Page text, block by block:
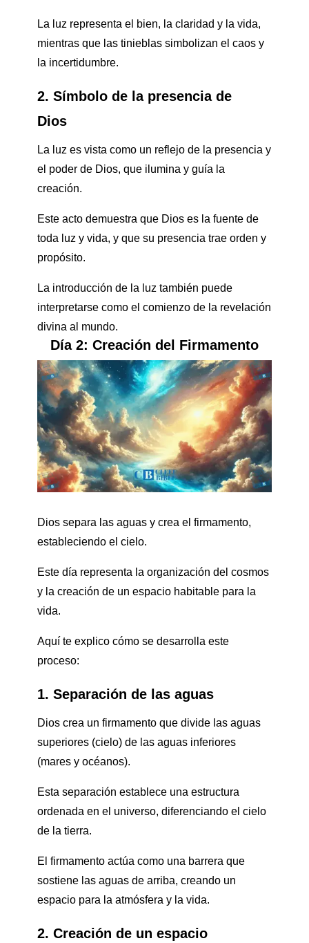
La luz representa el bien, la claridad y la vida,
mientras que las tinieblas simbolizan el caos y
la incertidumbre.
2. Símbolo de la presencia de
Dios
La luz es vista como un reflejo de la presencia y
el poder de Dios, que ilumina y guía la
creación.
Este acto demuestra que Dios es la fuente de
toda luz y vida, y que su presencia trae orden y
propósito.
La introducción de la luz también puede
interpretarse como el comienzo de la revelación
divina al mundo.
Día 2: Creación del Firmamento
Dios separa las aguas y crea el firmamento,
estableciendo el cielo.
Este día representa la organización del cosmos
y la creación de un espacio habitable para la
vida.
Aquí te explico cómo se desarrolla este
proceso:
1. Separación de las aguas
Dios crea un firmamento que divide las aguas
superiores (cielo) de las aguas inferiores
(mares y océanos).
Esta separación establece una estructura
ordenada en el universo, diferenciando el cielo
de la tierra.
El firmamento actúa como una barrera que
sostiene las aguas de arriba, creando un
espacio para la atmósfera y la vida.
2. Creación de un espacio